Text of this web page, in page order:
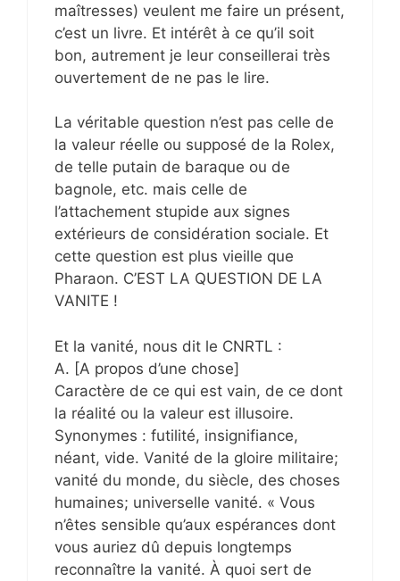
maîtresses) veulent me faire un présent,
c’est un livre. Et intérêt à ce qu’il soit
bon, autrement je leur conseillerai très
ouvertement de ne pas le lire.
La véritable question n’est pas celle de
la valeur réelle ou supposé de la Rolex,
de telle putain de baraque ou de
bagnole, etc. mais celle de
l’attachement stupide aux signes
extérieurs de considération sociale. Et
cette question est plus vieille que
Pharaon. C’EST LA QUESTION DE LA
VANITE !
Et la vanité, nous dit le CNRTL :
A. [A propos d’une chose]
Caractère de ce qui est vain, de ce dont
la réalité ou la valeur est illusoire.
Synonymes : futilité, insignifiance,
néant, vide. Vanité de la gloire militaire;
vanité du monde, du siècle, des choses
humaines; universelle vanité. « Vous
n’êtes sensible qu’aux espérances dont
vous auriez dû depuis longtemps
reconnaître la vanité. À quoi sert de